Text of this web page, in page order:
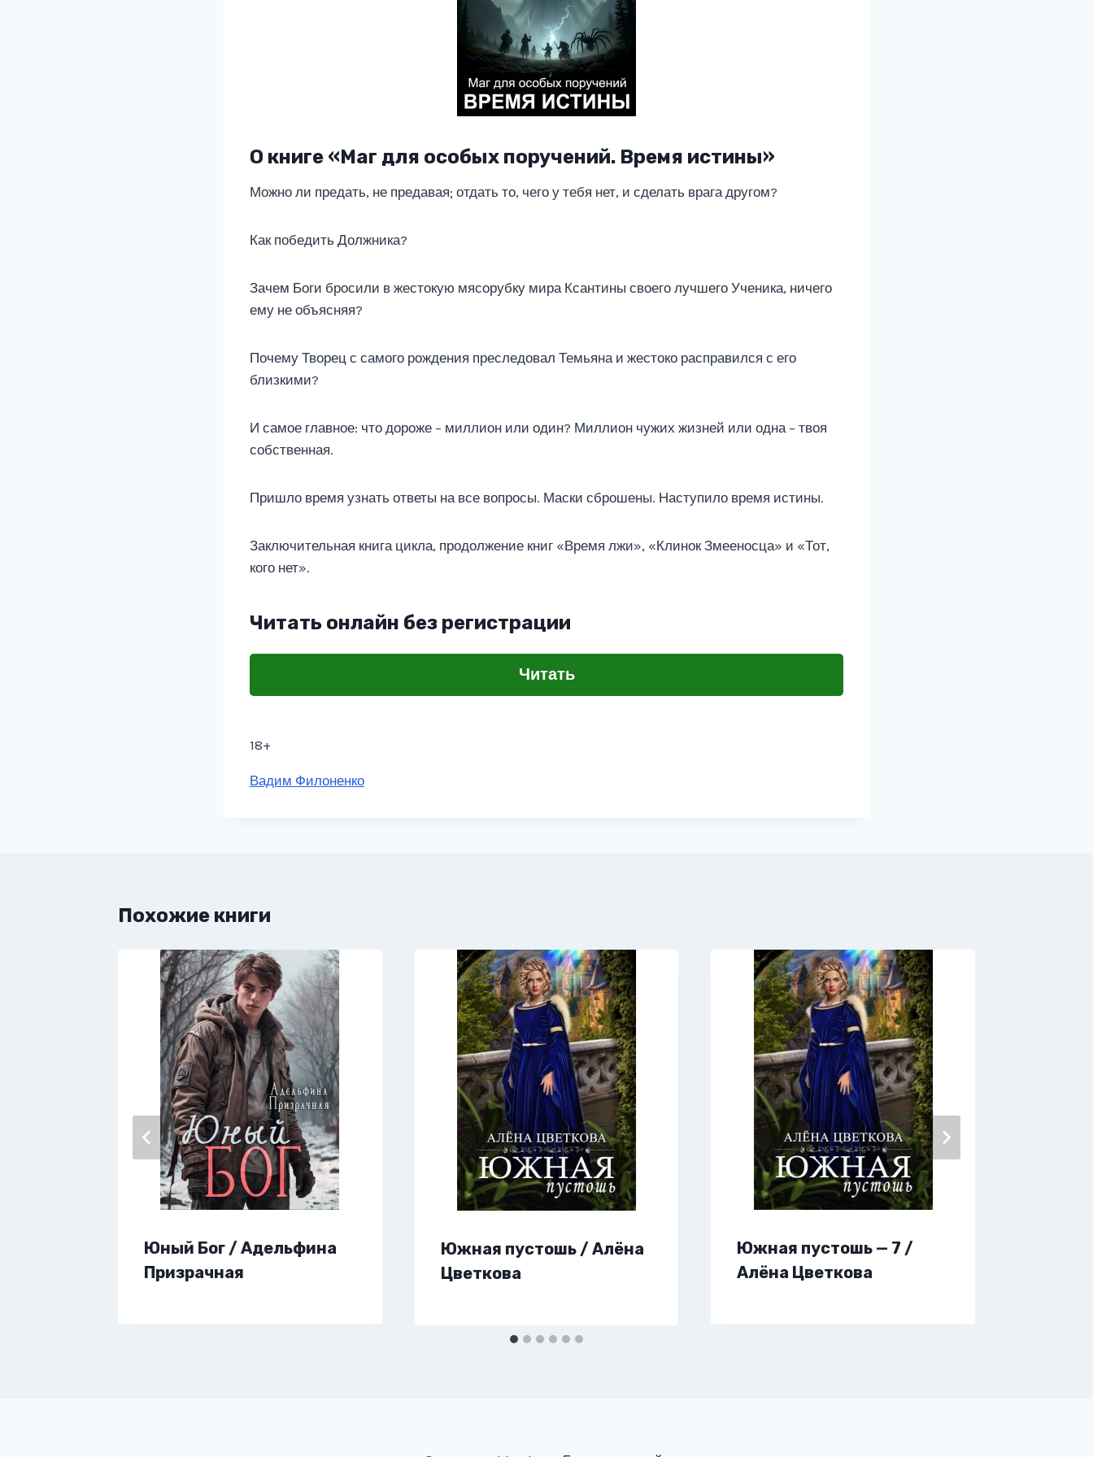
О книге «Маг для особых поручений. Время истины»
Можно ли предать, не предавая; отдать то, чего у тебя нет, и сделать врага другом?
Как победить Должника?
Зачем Боги бросили в жестокую мясорубку мира Ксантины своего лучшего Ученика, ничего
ему не объясняя?
Почему Творец с самого рождения преследовал Темьяна и жестоко расправился с его
близкими?
И самое главное: что дороже – миллион или один? Миллион чужих жизней или одна – твоя
собственная.
Пришло время узнать ответы на все вопросы. Маски сброшены. Наступило время истины.
Заключительная книга цикла, продолжение книг «Время лжи», «Клинок Змееносца» и «Тот,
кого нет».
Читать онлайн без регистрации
Читать
18+
Метки
Вадим Филоненко
Похожие книги
Юный Бог / Адельфина
Призрачная
Южная пустошь / Алёна
Цветкова
Южная пустошь — 7 /
Алёна Цветкова